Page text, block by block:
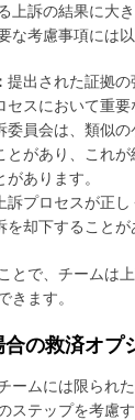
上訴の結果に大
な考慮事項には
提出された証拠
スにおいて重要
委員会は、類似
とがあり、これ
あります。
上訴プロセスが正
却下することが
とで、チームは
きます。
の救済オプ
ームには限られ
ステップを考慮